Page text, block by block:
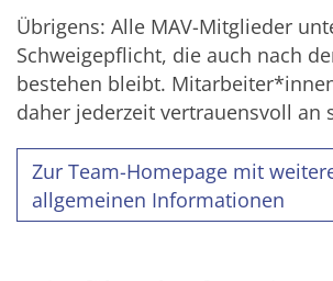
Übrigens: Alle MAV-Mitglieder
Schweigepflicht, die auch nach
bestehen bleibt.
daher jederzeit vertrauensvoll an
Zur Team-Homepage mit
allgemeinen Informationen